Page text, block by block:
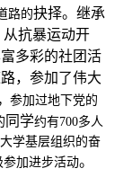
路的抉择。继承
从抗暴运动开
多彩的社团活
，参加了伟大
参加过地下党的
同学约有700多人
学基层组织的奋
加进步活动。